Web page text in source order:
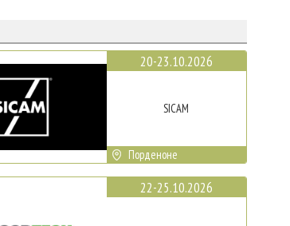
20-23.10.2026
SICAM
Порденоне
22-25.10.2026